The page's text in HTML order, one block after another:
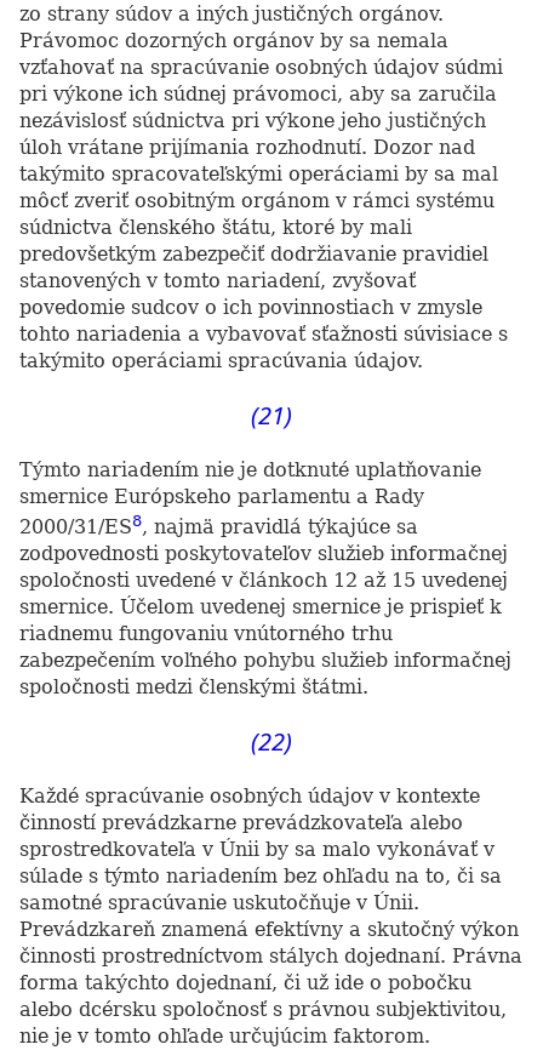
zo strany súdov a iných justičných orgánov.
Právomoc dozorných orgánov by sa nemala
vzťahovať na spracúvanie osobných údajov súdmi
pri výkone ich súdnej právomoci, aby sa zaručila
nezávislosť súdnictva pri výkone jeho justičných
úloh vrátane prijímania rozhodnutí. Dozor nad
takýmito spracovateľskými operáciami by sa mal
môcť zveriť osobitným orgánom v rámci systému
súdnictva členského štátu, ktoré by mali
predovšetkým zabezpečiť dodržiavanie pravidiel
stanovených v tomto nariadení, zvyšovať
povedomie sudcov o ich povinnostiach v zmysle
tohto nariadenia a vybavovať sťažnosti súvisiace s
takýmito operáciami spracúvania údajov.
(21)
Týmto nariadením nie je dotknuté uplatňovanie
smernice Európskeho parlamentu a Rady
2000/31/ES8, najmä pravidlá týkajúce sa
zodpovednosti poskytovateľov služieb informačnej
spoločnosti uvedené v článkoch 12 až 15 uvedenej
smernice. Účelom uvedenej smernice je prispieť k
riadnemu fungovaniu vnútorného trhu
zabezpečením voľného pohybu služieb informačnej
spoločnosti medzi členskými štátmi.
(22)
Každé spracúvanie osobných údajov v kontexte
činností prevádzkarne prevádzkovateľa alebo
sprostredkovateľa v Únii by sa malo vykonávať v
súlade s týmto nariadením bez ohľadu na to, či sa
samotné spracúvanie uskutočňuje v Únii.
Prevádzkareň znamená efektívny a skutočný výkon
činnosti prostredníctvom stálych dojednaní. Právna
forma takýchto dojednaní, či už ide o pobočku
alebo dcérsku spoločnosť s právnou subjektivitou,
nie je v tomto ohľade určujúcim faktorom.